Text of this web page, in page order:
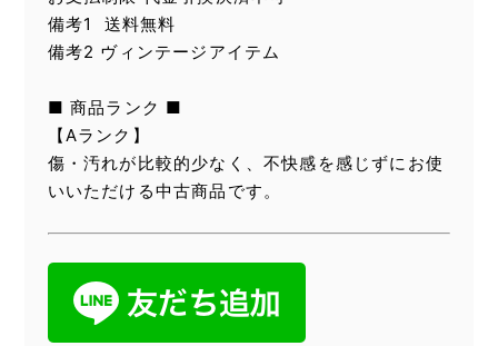
備考1 送料無料
備考2 ヴィンテージアイテム
■ 商品ランク ■
【Aランク】
傷・汚れが比較的少なく、不快感を感じずにお使
いいただける中古商品です。